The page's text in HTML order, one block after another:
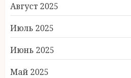
Август 2025
Июль 2025
Июнь 2025
Май 2025